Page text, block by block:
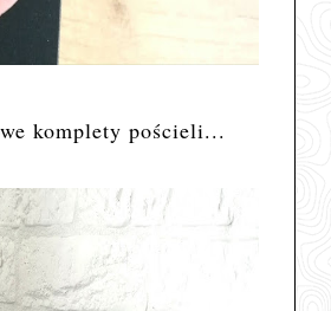
komplety pościeli...